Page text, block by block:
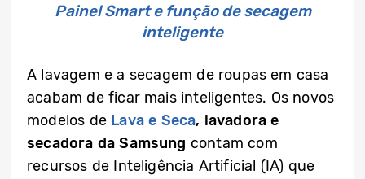
Painel Smart e função de secagem
inteligente
A lavagem e a secagem de roupas em casa
acabam de ficar mais inteligentes. Os novos
modelos de Lava e Seca, lavadora e
secadora da Samsung contam com
recursos de Inteligência Artificial (IA) que